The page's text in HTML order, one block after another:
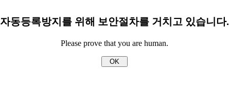
자동등록방지를 위해 보안절차를 거치고 있습니다.
Please prove that you are human.